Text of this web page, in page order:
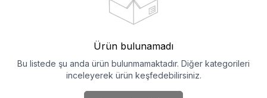
Ürün bulunamadı
Bu listede şu anda ürün bulunmamaktadır. Diğer kategorileri
inceleyerek ürün keşfedebilirsiniz.